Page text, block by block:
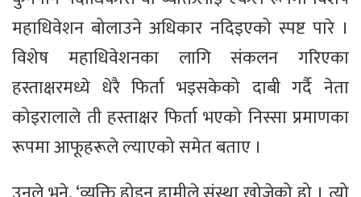
महाधिवेशन बोलाउने अधिकार नदिइएको स्पष्ट पारे ।
विशेष महाधिवेशनका लागि संकलन गरिएका
हस्ताक्षरमध्ये धेरै फिर्ता भइसकेको दाबी गर्दै नेता
कोइरालाले ती हस्ताक्षर फिर्ता भएको निस्सा प्रमाणका
रूपमा आफूहरूले ल्याएको समेत बताए ।